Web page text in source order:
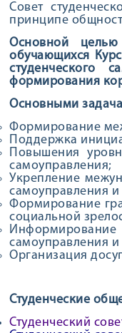
Совет
принципе
Основной целью
обучающихся
студенческого
формирования
Основными
Формирование
Поддержка
Повышения
самоуправления;
Укрепление
самоуправления и
Формирование
социальной
самоуправления и
Организация
Студенческие
Студенческий